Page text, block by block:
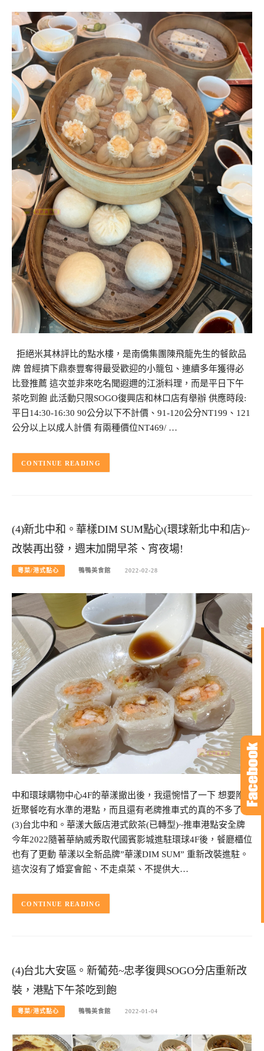
拒絕米其林評比的點水樓，是南僑集團陳飛龍先生的餐飲品
牌 曾經擠下鼎泰豐奪得最受歡迎的小籠包、連續多年獲得必
比登推薦 這次並非來吃名聞遐邇的江浙料理，而是平日下午
茶吃到飽 此活動只限SOGO復興店和林口店有舉辦 供應時段:
平日14:30-16:30 90公分以下不計價、91-120公分NT199、121
公分以上以成人計價 有兩種價位NT469/ …
CONTINUE READING
(4)新北中和。華樣DIM SUM點心(環球新北中和店)~
改裝再出發，週末加開早茶、宵夜場!
粵菜/港式點心 鴨鴨美食館 2022-02-28
中和環球購物中心4F的華漾撤出後，我還惋惜了一下 想要附
近聚餐吃有水準的港點，而且還有老牌推車式的真的不多了!
(3)台北中和。華漾大飯店港式飲茶(已轉型)~推車港點安全牌
今年2022隨著華納威秀取代國賓影城進駐環球4F後，餐廳櫃位
也有了更動 華漾以全新品牌”華漾DIM SUM” 重新改裝進駐。
這次沒有了婚宴會館、不走桌菜、不提供大…
CONTINUE READING
(4)台北大安區。新葡苑~忠孝復興SOGO分店重新改
裝，港點下午茶吃到飽
粵菜/港式點心 鴨鴨美食館 2022-01-04